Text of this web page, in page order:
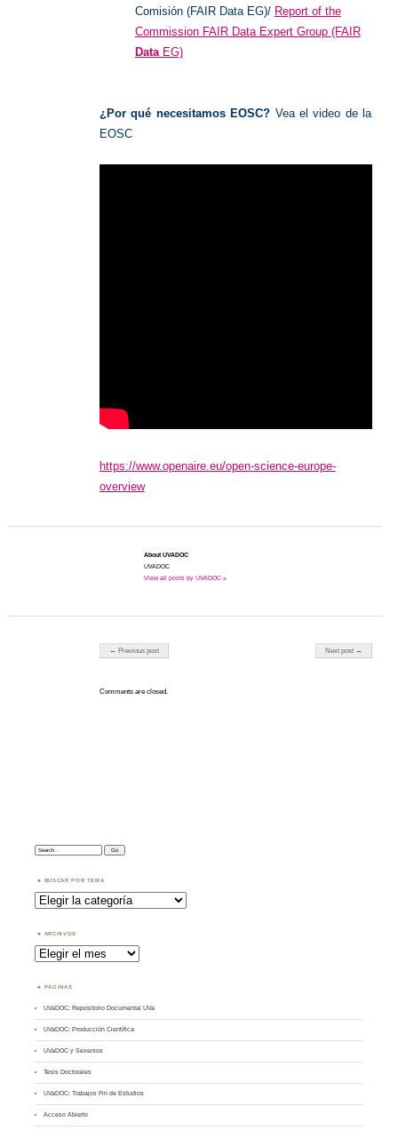
Comisión (FAIR Data EG)/ Report of the
Commission FAIR Data Expert Group (FAIR
DataEG)
¿Por qué necesitamos EOSC? Vea el video de la
EOSC
https://www.openaire.eu/open-science-europe-
overview
About UVADOC
UVADOC
View all posts by UVADOC »
Post navigation
← Previous post Next post →
Comments are closed.
Search:
BUSCAR POR TEMA
Buscar
por
Tema
ARCHIVOS
Archivos
PÁGINAS
UVaDOC: Repositorio Documental UVa
UVaDOC: Producción Científica
UVaDOC y Sexenios
Tesis Doctorales
UVaDOC: Trabajos Fin de Estudios
Acceso Abierto